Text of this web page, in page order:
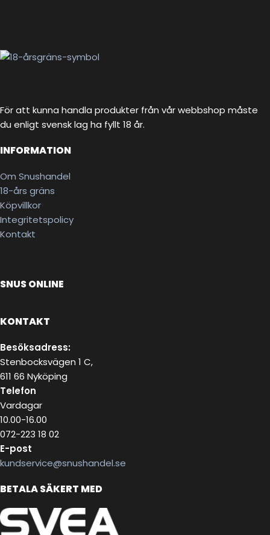
För att kunna handla produkter från vår webbshop måste
du enligt svensk lag ha fyllt 18 år.
INFORMATION
Om Snushandel
18-års gräns
Köpvillkor
Integritetspolicy
Kontakt
SNUS ONLINE
KONTAKT
Besöksadress:
Stenbocksvägen 1 C,
611 66 Nyköping
Telefon
Vardagar
10.00-16.00
072-223 18 02
E-post
kundservice@snushandel.se
BETALA SÄKERT MED